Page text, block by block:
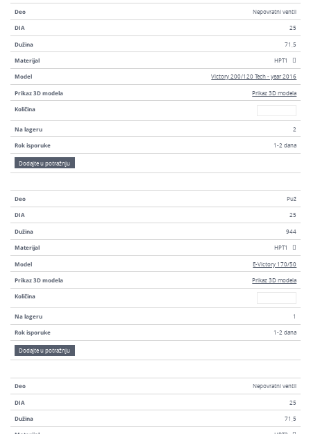
Deo Nepovratni ventil
DIA 25
Dužina 71,5
Materijal HPT1
Model Victory 200/120 Tech - year 2016
Prikaz 3D modela Prikaz 3D modela
Količina
Na lageru 2
Rok isporuke 1-2 dana
Dodajte u potražnju
Deo Puž
DIA 25
Dužina 944
Materijal HPT1
Model E-Victory 170/50
Prikaz 3D modela Prikaz 3D modela
Količina
Na lageru 1
Rok isporuke 1-2 dana
Dodajte u potražnju
Deo Nepovratni ventil
DIA 25
Dužina 71,5